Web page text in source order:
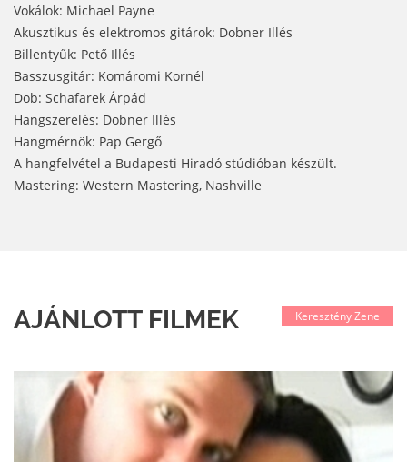
Vokálok: Michael Payne
Akusztikus és elektromos gitárok: Dobner Illés
Billentyűk: Pető Illés
Basszusgitár: Komáromi Kornél
Dob: Schafarek Árpád
Hangszerelés: Dobner Illés
Hangmérnök: Pap Gergő
A hangfelvétel a Budapesti Hiradó stúdióban készült.
Mastering: Western Mastering, Nashville
AJÁNLOTT FILMEK Keresztény Zene